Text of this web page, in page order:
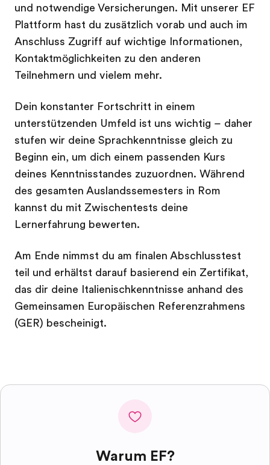
und notwendige Versicherungen. Mit unserer EF
Plattform hast du zusätzlich vorab und auch im
Anschluss Zugriff auf wichtige Informationen,
Kontaktmöglichkeiten zu den anderen
Teilnehmern und vielem mehr.
Dein konstanter Fortschritt in einem
unterstützenden Umfeld ist uns wichtig – daher
stufen wir deine Sprachkenntnisse gleich zu
Beginn ein, um dich einem passenden Kurs
deines Kenntnisstandes zuzuordnen. Während
des gesamten Auslandssemesters in Rom
kannst du mit Zwischentests deine
Lernerfahrung bewerten.
Am Ende nimmst du am finalen Abschlusstest
teil und erhältst darauf basierend ein Zertifikat,
das dir deine Italienischkenntnisse anhand des
Gemeinsamen Europäischen Referenzrahmens
(GER) bescheinigt.
Warum EF?